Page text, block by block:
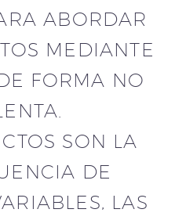
ABORDAR
MEDIANTE
FORMA NO
SON LA
DE
LAS